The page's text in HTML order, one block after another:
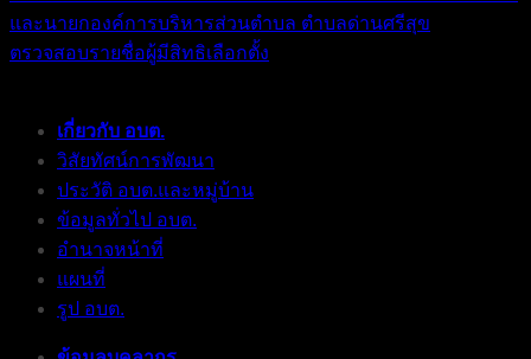
และนายกองค์การบริหารส่วนตำบล ตำบลด่านศรีสุข
ตรวจสอบรายชื่อผู้มีสิทธิเลือกตั้ง
เกี่ยวกับ อบต.
วิสัยทัศน์การพัฒนา
ประวัติ อบต.และหมู่บ้าน
ข้อมูลทั่วไป อบต.
อำนาจหน้าที่
แผนที่
รูป อบต.